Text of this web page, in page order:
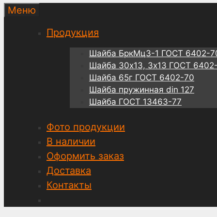
Меню
Продукция
Шайба БркМц3-1 ГОСТ 6402-
Шайба 30х13, 3х13 ГОСТ
Шайба 65г ГОСТ 6402-70
Шайба пружинная din 127
Шайба ГОСТ 13463-77
Фото продукции
В наличии
Оформить заказ
Доставка
Контакты